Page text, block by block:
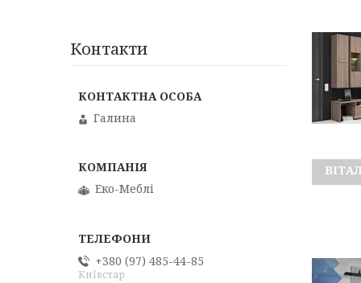
Контакти
Галина
Еко-Меблі
+380 (97) 485-44-85
Київстар